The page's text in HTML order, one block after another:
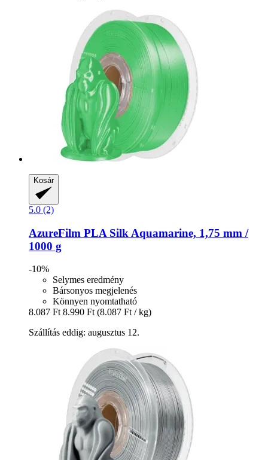
Kosár
5.0 (2)
AzureFilm PLA Silk Aquamarine, 1,75 mm /
1000 g
-10%
Selymes eredmény
Bársonyos megjelenés
Könnyen nyomtatható
8.087 Ft 8.990 Ft (8.087 Ft / kg)
Szállítás eddig: augusztus 12.